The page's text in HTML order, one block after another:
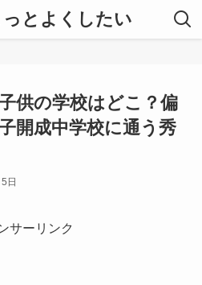
とよくしたい
供の学校はどこ？偏
開成中学校に通う秀
日
サーリンク